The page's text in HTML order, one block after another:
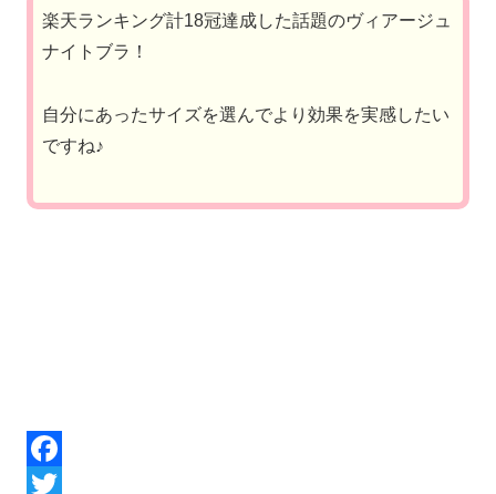
楽天ランキング計18冠達成した話題のヴィアージュ
ナイトブラ！
自分にあったサイズを選んでより効果を実感したい
ですね♪
F